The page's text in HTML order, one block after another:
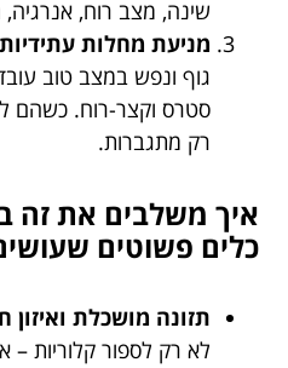
שינה, מצב רוח,
מניעת מחלות עתידיות
גוף ונפש במצב טוב
סטרס וקצר-רוח. כשהם
רק מתגברות.
כלים פשוטים
תזונה מושכלת ואיזון
לא רק לספור קלוריות